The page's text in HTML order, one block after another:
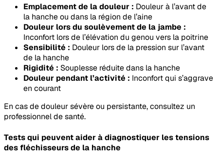
Emplacement de la douleur : Douleur à l’avant de
la hanche ou dans la région de l’aine
Douleur lors du soulèvement de la jambe :
Inconfort lors de l’élévation du genou vers la poitrine
Sensibilité : Douleur lors de la pression sur l’avant
de la hanche
Rigidité : Souplesse réduite dans la hanche
Douleur pendant l’activité : Inconfort qui s’aggrave
en courant
En cas de douleur sévère ou persistante, consultez un
professionnel de santé.
Tests qui peuvent aider à diagnostiquer les tensions
des fléchisseurs de la hanche